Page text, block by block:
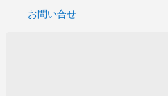
お問い合せ